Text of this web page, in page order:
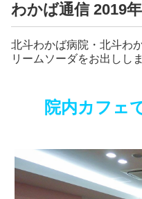
わかば通信 2019
北斗わかば病院・北斗わ
リームソーダをお出しし
院内カフェ